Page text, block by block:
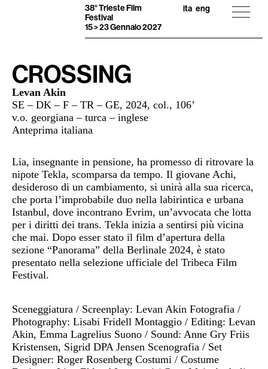
38° Trieste Film
Festival
15 > 23 Gennaio 2027
ita eng
CROSSING
Levan Akin
SE – DK – F – TR – GE, 2024, col., 106’
v.o. georgiana – turca – inglese
Anteprima italiana
Lia, insegnante in pensione, ha promesso di ritrovare la
nipote Tekla, scomparsa da tempo. Il giovane Achi,
desideroso di un cambiamento, si unirà alla sua ricerca,
che porta l’improbabile duo nella labirintica e urbana
Istanbul, dove incontrano Evrim, un’avvocata che lotta
per i diritti dei trans. Tekla inizia a sentirsi più vicina
che mai. Dopo esser stato il film d’apertura della
sezione “Panorama” della Berlinale 2024, è stato
presentato nella selezione ufficiale del Tribeca Film
Festival.
Sceneggiatura / Screenplay: Levan Akin Fotografia /
Photography: Lisabi Fridell Montaggio / Editing: Levan
Akin, Emma Lagrelius Suono / Sound: Anne Gry Friis
Kristensen, Sigrid DPA Jensen Scenografia / Set
Designer: Roger Rosenberg Costumi / Costume